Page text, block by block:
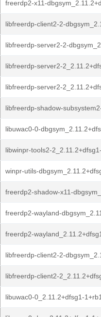
freerdp2-x11-
libfreerdp-client2-2-
libfreerdp-server2-2-
libfreerdp-server2-
libfreerdp-server2-
libfreerdp-shadow-
libuwac0-0-
libwinpr-tools2-
winpr-utils-
freerdp2-shadow-x11-
freerdp2-wayland-
freerdp2-
libfreerdp-client2-2-
libfreerdp-client2-
libuwac0-0_2.11.2+dfsg1-